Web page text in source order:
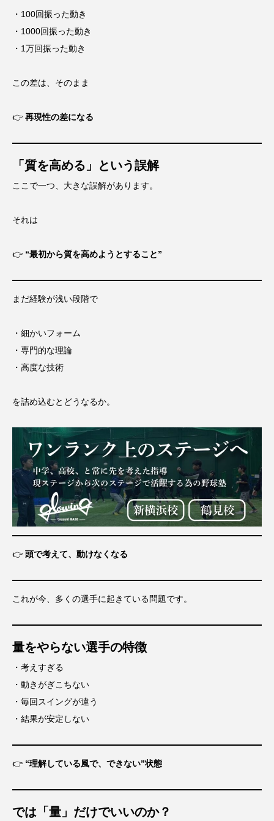
・100回振った動き
・1000回振った動き
・1万回振った動き
この差は、そのまま
👉 再現性の差になる
「質を高める」という誤解
ここで一つ、大きな誤解があります。
それは
👉 “最初から質を高めようとすること”
まだ経験が浅い段階で
・細かいフォーム
・専門的な理論
・高度な技術
を詰め込むとどうなるか。
👉 頭で考えて、動けなくなる
これが今、多くの選手に起きている問題です。
量をやらない選手の特徴
・考えすぎる
・動きがぎこちない
・毎回スイングが違う
・結果が安定しない
👉 “理解している風で、できない”状態
では「量」だけでいいのか？